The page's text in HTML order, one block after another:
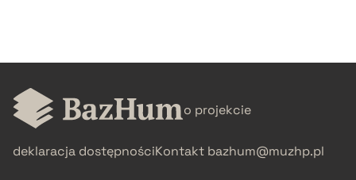
pobierz cytat
o projekcie
deklaracja dostępnościKontakt bazhum@muzhp.pl